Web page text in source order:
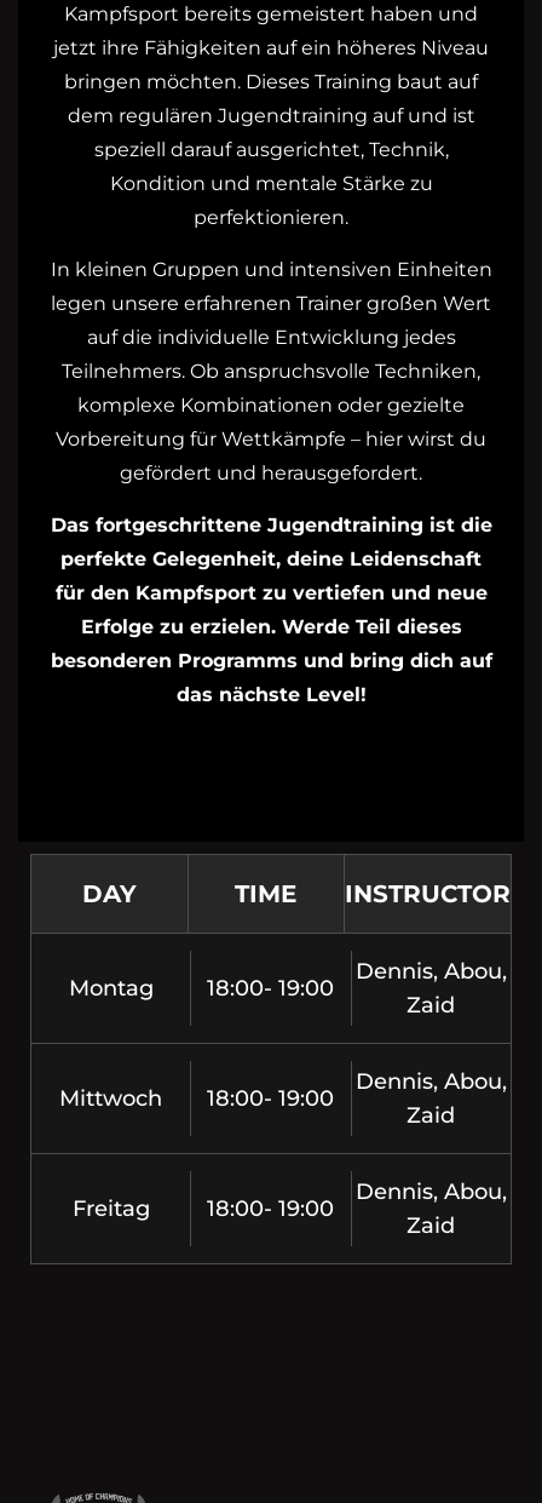
Kampfsport bereits gemeistert haben und
jetzt ihre Fähigkeiten auf ein höheres Niveau
bringen möchten. Dieses Training baut auf
dem regulären Jugendtraining auf und ist
speziell darauf ausgerichtet, Technik,
Kondition und mentale Stärke zu
perfektionieren.
In kleinen Gruppen und intensiven Einheiten
legen unsere erfahrenen Trainer großen Wert
auf die individuelle Entwicklung jedes
Teilnehmers. Ob anspruchsvolle Techniken,
komplexe Kombinationen oder gezielte
Vorbereitung für Wettkämpfe – hier wirst du
gefördert und herausgefordert.
Das fortgeschrittene Jugendtraining ist die
perfekte Gelegenheit, deine Leidenschaft
für den Kampfsport zu vertiefen und neue
Erfolge zu erzielen. Werde Teil dieses
besonderen Programms und bring dich auf
das nächste Level!
DAY TIME INSTRUCTOR
Montag 18:00- 19:00
Dennis, Abou,
Zaid
Mittwoch 18:00- 19:00
Dennis, Abou,
Zaid
Freitag 18:00- 19:00
Dennis, Abou,
Zaid